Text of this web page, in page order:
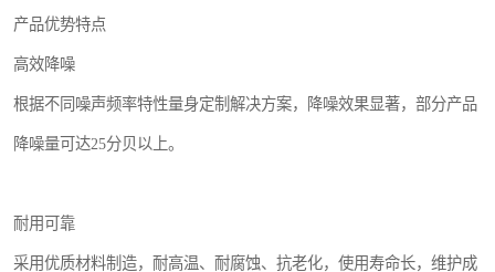
产品优势特点
高效降噪
根据不同噪声频率特性量身定制解决方案，降噪效果显著，部分产品
降噪量可达25分贝以上。
耐用可靠
采用优质材料制造，耐高温、耐腐蚀、抗老化，使用寿命长，维护成